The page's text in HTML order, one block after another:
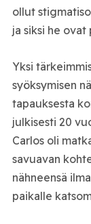
ollut
ja siksi he ovat
Yksi
syöksymisen
tapauksesta
julkisesti 20
Carlos oli
savuavan
nähneensä
paikalle